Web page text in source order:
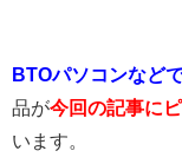
BTOパソコンなど
品が今回の記事に
います。